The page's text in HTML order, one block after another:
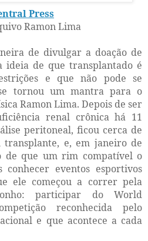
Press
Ramon Lima
de divulgar a doação de
ideia de que transplantado é
e que não pode se
tornou um mantra para o
Ramon Lima. Depois de ser
renal crônica há 11
peritoneal, ficou cerca de
e, em janeiro de
de que um rim compatível o
conhecer eventos esportivos
ele começou a correr pela
participar do World
reconhecida pelo
e que acontece a cada